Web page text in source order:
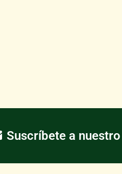
Suscríbete a